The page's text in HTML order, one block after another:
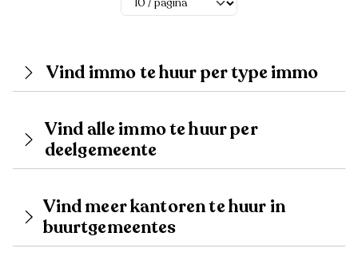
Vind immo te huur per type immo
Vind alle immo te huur per
deelgemeente
Vind meer kantoren te huur in
buurtgemeentes